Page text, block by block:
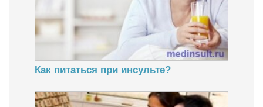
Как питаться при инсульте?